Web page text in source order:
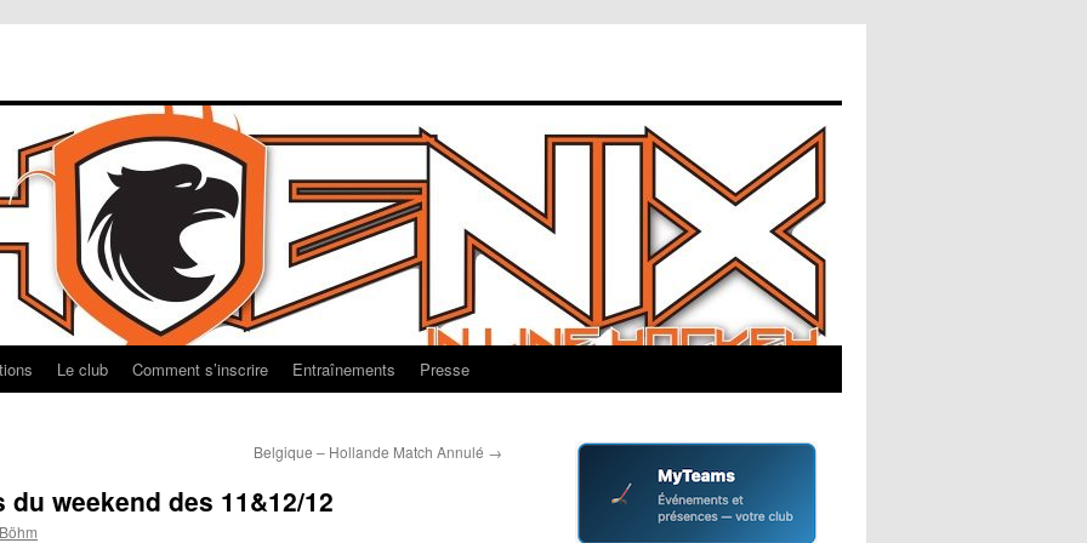
Le club Comment s’inscrire Entraînements Presse
Belgique – Hollande Match Annulé →
weekend des 11&12/12